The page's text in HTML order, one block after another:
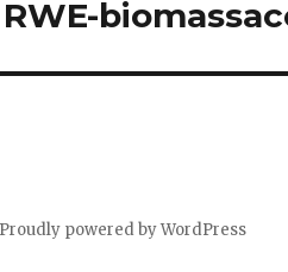
Proudly powered by WordPress